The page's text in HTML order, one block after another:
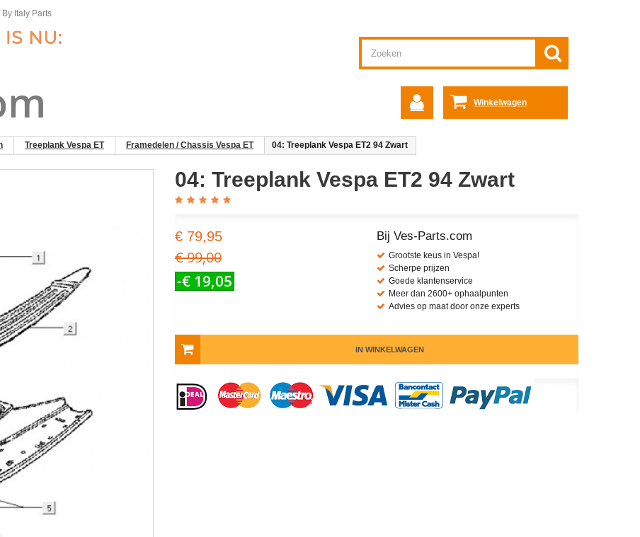
By Italy Parts
Winkelwagen
Treeplank Vespa ET Framedelen / Chassis Vespa ET 04: Treeplank Vespa ET2 94 Zwart
04: Treeplank Vespa ET2 94 Zwart
€ 79,95
€ 99,00
-€ 19,05
Bij Ves-Parts.com
Grootste keus in Vespa!
Scherpe prijzen
Goede klantenservice
Meer dan 2600+ ophaalpunten
Advies op maat door onze experts
IN WINKELWAGEN